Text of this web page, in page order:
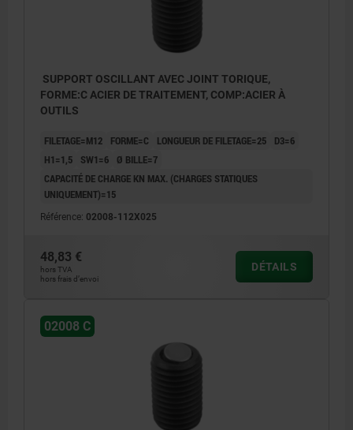
SUPPORT OSCILLANT AVEC JOINT TORIQUE,
FORME:C ACIER DE TRAITEMENT, COMP:ACIER À
OUTILS
FILETAGE=M12 FORME=C LONGUEUR DE FILETAGE=25
D3=6
H1=1,5
SW1=6
Ø BILLE=7
CAPACITÉ DE CHARGE KN MAX. (CHARGES STATIQUES
UNIQUEMENT)=15
Référence: 02008-112X025
48,83 €
hors TVA
hors frais d’envoi
DÉTAILS
02008 C